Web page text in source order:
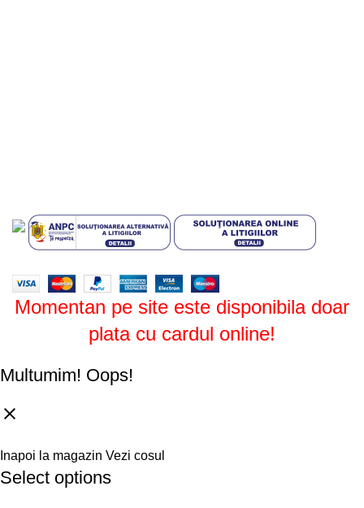
Momentan pe site este disponibila doar
plata cu cardul online!
Multumim! Oops!
Inapoi la magazin Vezi cosul
Select options